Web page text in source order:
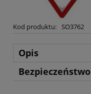
Kod produktu: SO3762
Opis
Bezpieczeństwo